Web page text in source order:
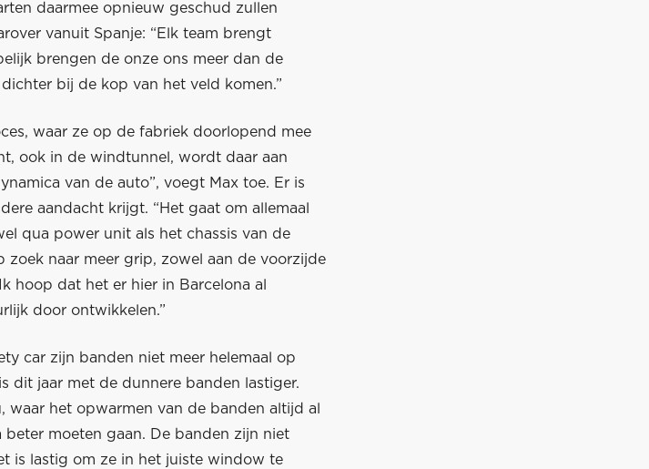
daarmee opnieuw geschud zullen
vanuit Spanje: “Elk team brengt
brengen de onze ons meer dan de
bij de kop van het veld komen.”
waar ze op de fabriek doorlopend mee
ook in de windtunnel, wordt daar aan
van de auto”, voegt Max toe. Er is
aandacht krijgt. “Het gaat om allemaal
qua power unit als het chassis van de
naar meer grip, zowel aan de voorzijde
hoop dat het er hier in Barcelona al
door ontwikkelen.”
car zijn banden niet meer helemaal op
dit jaar met de dunnere banden lastiger.
waar het opwarmen van de banden altijd al
beter moeten gaan. De banden zijn niet
is lastig om ze in het juiste window te